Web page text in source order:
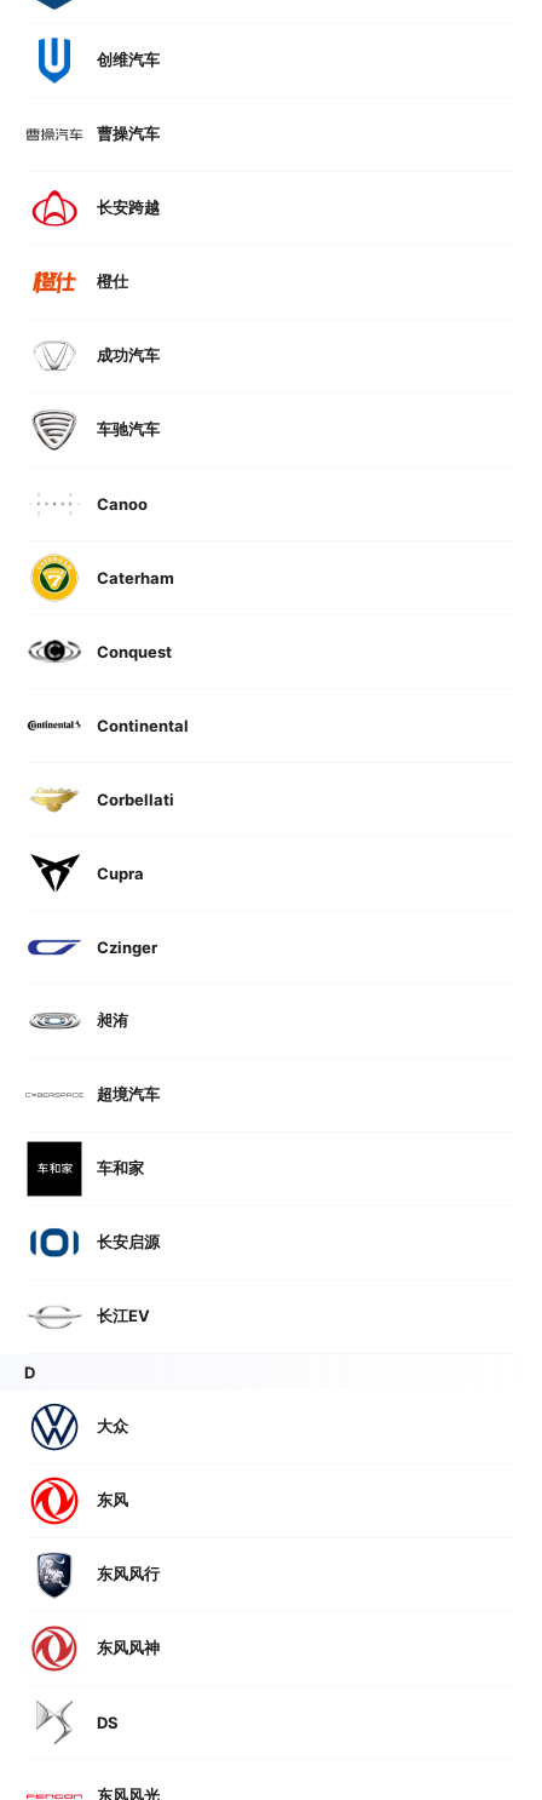
创维汽车
曹操汽车
长安跨越
橙仕
成功汽车
车驰汽车
Canoo
Caterham
Conquest
Continental
Corbellati
Cupra
Czinger
昶洧
超境汽车
车和家
长安启源
长江EV
D
大众
东风
东风风行
东风风神
DS
东风风光